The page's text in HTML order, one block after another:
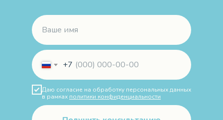
+7
Даю согласие на обработку персональных данных
в рамках политики конфиденциальности